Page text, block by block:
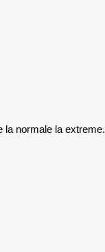
la normale la extreme.